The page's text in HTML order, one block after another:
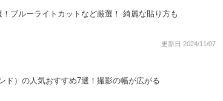
ブルーライトカットなど厳選！ 綺麗な貼り方も
更新日:2024/11/07
ド）の人気おすすめ7選！撮影の幅が広がる